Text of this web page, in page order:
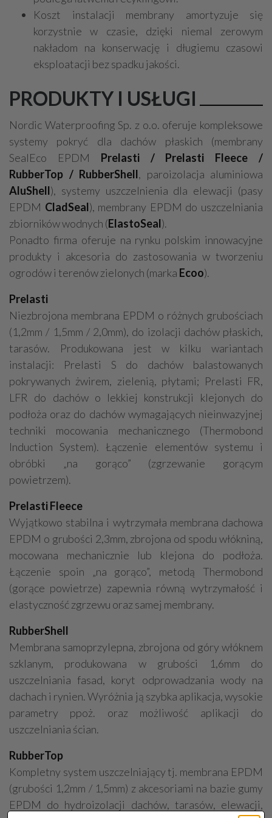
Koszt instalacji membrany amortyzuje się
korzystnie w czasie, dzięki niemal zerowym
nakładom na konserwację i długiemu czasowi
eksploatacji bez spadku jakości.
PRODUKTY I USŁUGI
Nordic Waterproofing Sp. z o.o. oferuje kompleksowe
systemy pokryć dla dachów płaskich (membrany
SealEco EPDM Prelasti / Prelasti Fleece /
RubberTop / RubberShell, paroizolacja aluminiowa
AluShell), systemy uszczelnienia dla elewacji (pasy
EPDM CladSeal), membrany EPDM do uszczelniania
zbiorników wodnych (ElastoSeal).
Ponadto firma oferuje na rynku polskim innowacyjne
produkty i akcesoria do zastosowania w tworzeniu
ogrodów i terenów zielonych (marka Ecoo).
Prelasti
Niezbrojona membrana EPDM o różnych grubościach
(1,2mm / 1,5mm / 2,0mm), do izolacji dachów płaskich,
tarasów. Produkowana jest w kilku wariantach
instalacji: Prelasti S do dachów balastowanych
pokrywanych żwirem, zielenią, płytami; Prelasti FR,
LFR do dachów o lekkiej konstrukcji klejonych do
podłoża oraz do dachów wymagających nieinwazyjnej
techniki mocowania mechanicznego (Thermobond
Induction System). Łączenie elementów systemu i
obróbki „na gorąco” (zgrzewanie gorącym
powietrzem).
Prelasti Fleece
Wyjątkowo stabilna i wytrzymała membrana dachowa
EPDM o grubości 2,3mm, zbrojona od spodu włókniną,
mocowana mechanicznie lub klejona do podłoża.
Łączenie spoin „na gorąco”, metodą Thermobond
(gorące powietrze) zapewnia równą wytrzymałość i
elastyczność zgrzewu oraz samej membrany.
RubberShell
Membrana samoprzylepna, zbrojona od góry włóknem
szklanym, produkowana w grubości 1,6mm do
uszczelniania fasad, koryt odprowadzania wody na
dachach i rynien. Wyróżnia ją szybka aplikacja, wysokie
parametry ppoż. oraz możliwość aplikacji do
uszczelniania ścian.
RubberTop
Kompletny system uszczelniający tj. membrana EPDM
(grubości 1,2mm / 1,5mm) z akcesoriami na bazie gumy
EPDM do hydroizolacji dachów, tarasów, elewacji,